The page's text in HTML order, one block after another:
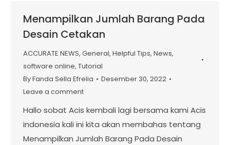
Menampilkan Jumlah Barang Pada
Desain Cetakan
ACCURATE NEWS, General, Helpful Tips, News,
software online, Tutorial
ByFanda Sella Efrelia
Desember 30, 2022
Leave a comment
Hallo sobat Acis kembali lagi bersama kami Acis
indonesia kali ini kita akan membahas tentang
Menampilkan Jumlah Barang Pada Desain